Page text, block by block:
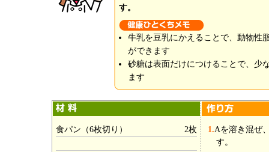
す。
牛乳を豆乳にかえることで、動物性
ができます
砂糖は表面だけにつけることで、少
ます
食パン（6枚切り） 2枚 1.Aを溶き混ぜ
す。